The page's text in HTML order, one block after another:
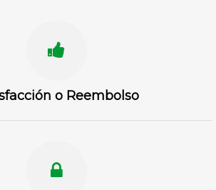
o Reembolso